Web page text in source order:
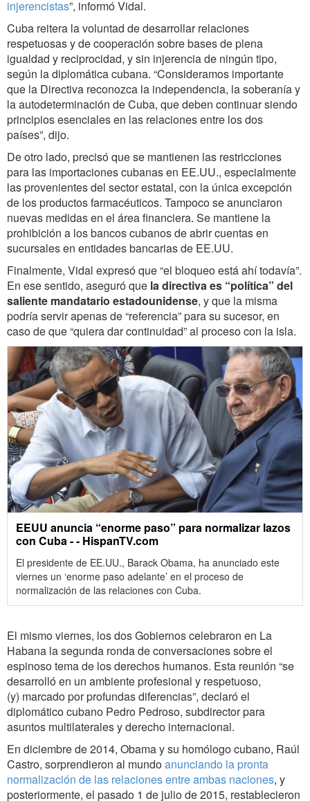
injerencistas”, informó Vidal.
Cuba reitera la voluntad de desarrollar relaciones
respetuosas y de cooperación sobre bases de plena
igualdad y reciprocidad, y sin injerencia de ningún tipo,
según la diplomática cubana. “Consideramos importante
que la Directiva reconozca la independencia, la soberanía y
la autodeterminación de Cuba, que deben continuar siendo
principios esenciales en las relaciones entre los dos
países”, dijo.
De otro lado, precisó que se mantienen las restricciones
para las importaciones cubanas en EE.UU., especialmente
las provenientes del sector estatal, con la única excepción
de los productos farmacéuticos. Tampoco se anunciaron
nuevas medidas en el área financiera. Se mantiene la
prohibición a los bancos cubanos de abrir cuentas en
sucursales en entidades bancarias de EE.UU.
Finalmente, Vidal expresó que “el bloqueo está ahí todavía”.
En ese sentido, aseguró que la directiva es “política” del
saliente mandatario estadounidense, y que la misma
podría servir apenas de “referencia” para su sucesor, en
caso de que “quiera dar continuidad” al proceso con la isla.
EEUU anuncia “enorme paso” para normalizar lazos
con Cuba - - HispanTV.com
El presidente de EE.UU., Barack Obama, ha anunciado este
viernes un ‘enorme paso adelante’ en el proceso de
normalización de las relaciones con Cuba.
El mismo viernes, los dos Gobiernos celebraron en La
Habana la segunda ronda de conversaciones sobre el
espinoso tema de los derechos humanos. Esta reunión “se
desarrolló en un ambiente profesional y respetuoso,
(y) marcado por profundas diferencias”, declaró el
diplomático cubano Pedro Pedroso, subdirector para
asuntos multilaterales y derecho internacional.
En diciembre de 2014, Obama y su homólogo cubano, Raúl
Castro, sorprendieron al mundoanunciando la pronta
normalización de las relaciones entre ambas naciones, y
posteriormente, el pasado 1 de julio de 2015, restablecieron